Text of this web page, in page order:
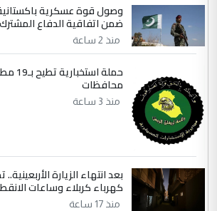
الموضوع :
الجواهري يرد على صدام
مضجعيك يابن الزنا (نص كامل)
وصول قوة عسكرية
ضمن اتفاقية الدفاع المشترك
منذ 2 ساعة
حملة
محافظات
منذ 3 ساعة
بعد انتهاء الزيارة
كهرباء كربلاء وساعات
منذ 17 ساعة